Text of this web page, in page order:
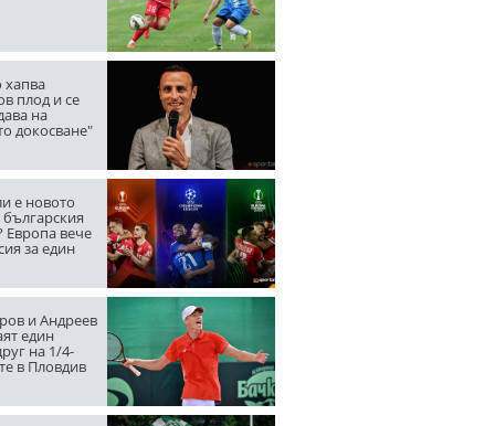
хапва
плод и се
на
докосване"
е новото
Европа вече
за един
и Андреев
един
на 1/4-
в Пловдив